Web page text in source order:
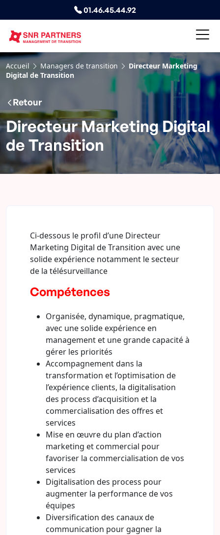
01.46.45.44.92
Accueil Managers de transition
Directeur Marketing
Digital de Transition
Retour
Directeur Marketing Digital
de Transition
Ci-dessous le profil d’une Directeur
Marketing Digital de Transition avec une
solide expérience notamment le secteur
de la télésurveillance
Compétences
Organisée, dynamique, pragmatique,
avec une solide expérience en
management et une grande capacité à
gérer les priorités
Accompagnement dans la
transformation et l’optimisation de
l’expérience clients, la digitalisation
des process d’acquisition et la
commercialisation des offres et
services
Mise en œuvre du plan d’action
marketing et commercial pour
favoriser la commercialisation de vos
services
Digitalisation des process pour
augmenter la performance de vos
équipes
Diversification des canaux de
communication pour gagner la